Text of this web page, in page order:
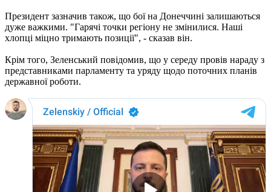
Президент зазначив також, що бої на Донеччині залишаються
дуже важкими. "Гарячі точки регіону не змінилися. Наші
хлопці міцно тримають позиції", - сказав він.
Крім того, Зеленський повідомив, що у середу провів нараду з
представниками парламенту та уряду щодо поточних планів
державної роботи.